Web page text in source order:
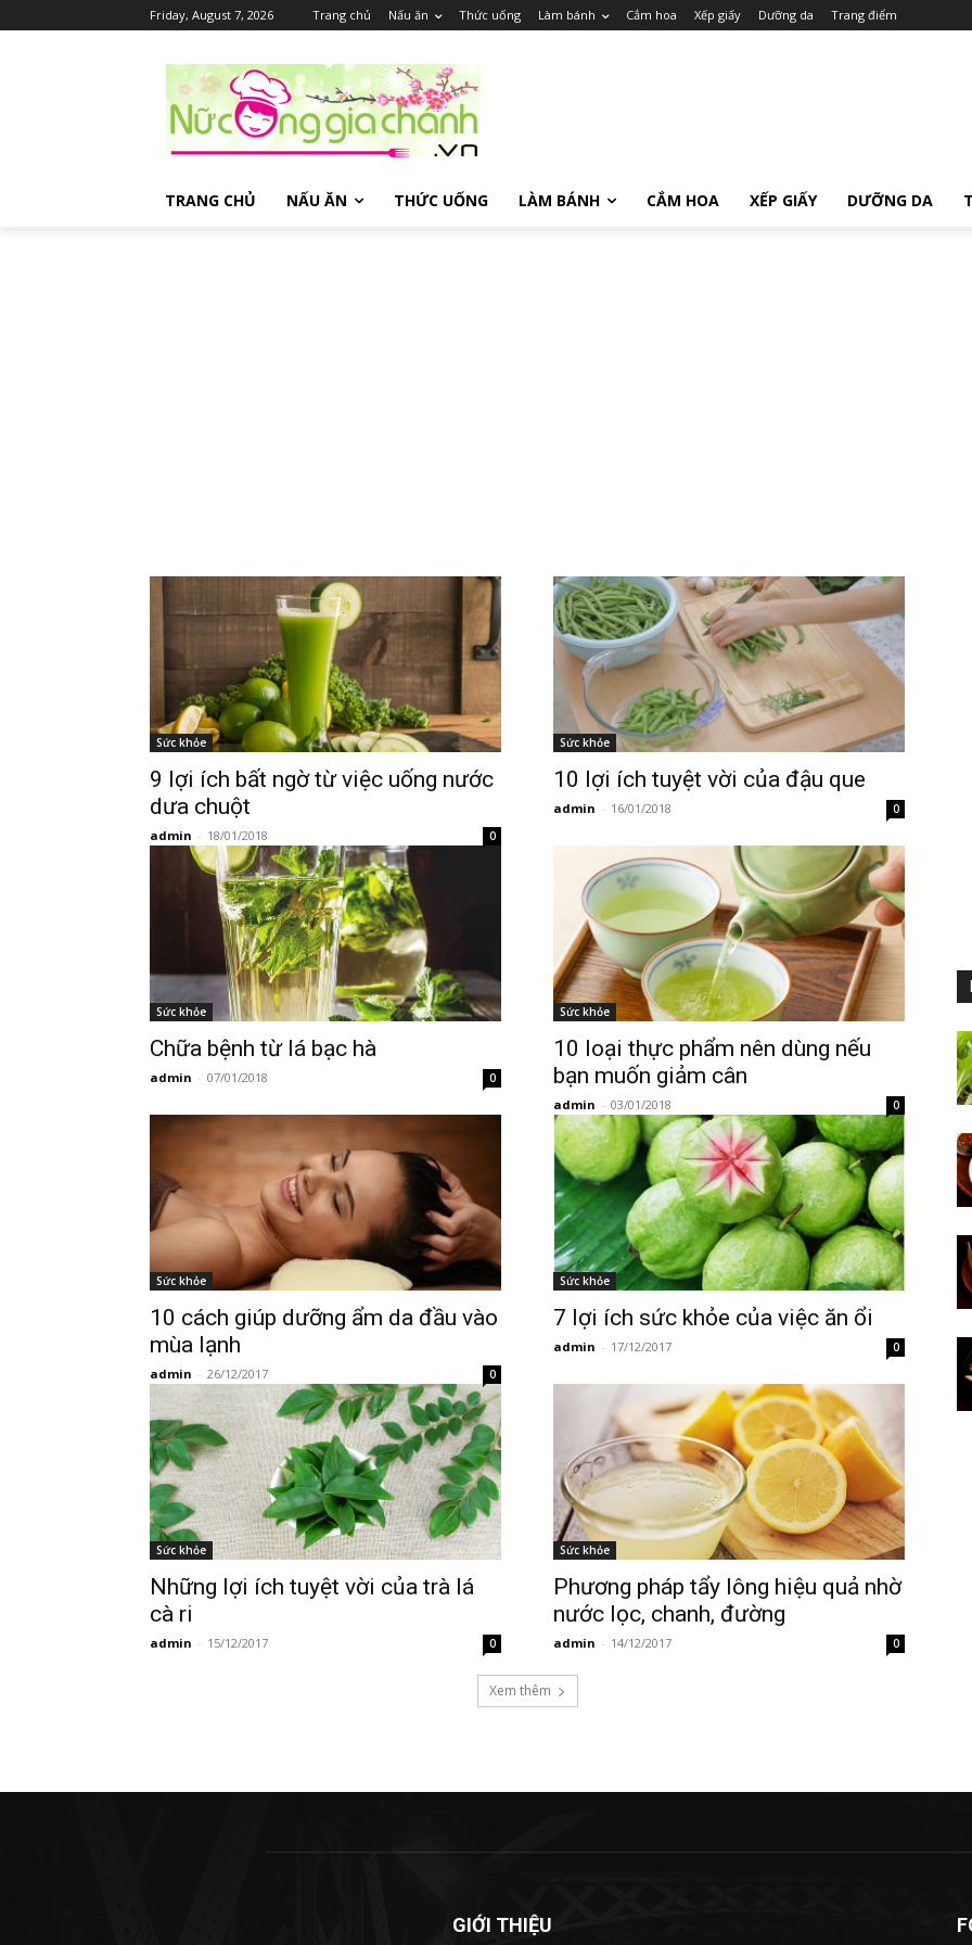
Friday, August 7, 2026 Trang chủ Nấu ăn Thức uống Làm bánh Cắm hoa Xếp giấy Dưỡng da Trang điểm
TRANG CHỦ NẤU ĂN THỨC UỐNG LÀM BÁNH CẮM HOA XẾP GIẤY DƯỠNG DA
Sức khỏe
9 lợi ích bất ngờ từ việc uống nước
dưa chuột
admin - 18/01/2018 0
Sức khỏe
10 lợi ích tuyệt vời của đậu que
admin - 16/01/2018 0
Sức khỏe
Chữa bệnh từ lá bạc hà
admin - 07/01/2018 0
Sức khỏe
10 loại thực phẩm nên dùng nếu
bạn muốn giảm cân
admin - 03/01/2018 0
Sức khỏe
10 cách giúp dưỡng ẩm da đầu vào
mùa lạnh
admin - 26/12/2017 0
Sức khỏe
7 lợi ích sức khỏe của việc ăn ổi
admin - 17/12/2017 0
Sức khỏe
Những lợi ích tuyệt vời của trà lá
cà ri
admin - 15/12/2017 0
Sức khỏe
Phương pháp tẩy lông hiệu quả nhờ
nước lọc, chanh, đường
admin - 14/12/2017 0
Xem thêm
GIỚI THIỆU